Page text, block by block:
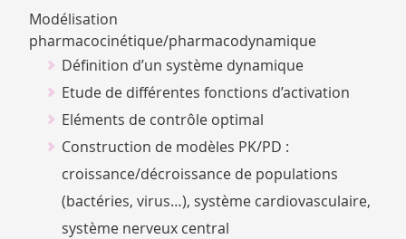
Modélisation
pharmacocinétique/pharmacodynamique
Définition d’un système dynamique
Etude de différentes fonctions d’activation
Eléments de contrôle optimal
Construction de modèles PK/PD :
croissance/décroissance de populations
(bactéries, virus…), système cardiovasculaire,
système nerveux central